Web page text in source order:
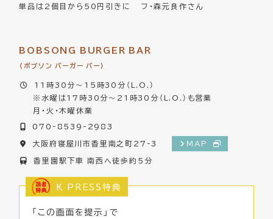
単品は2個目から50円引きに
フ・森元良作さん
BOBSONG BURGER BAR
（ボブソン バーガー バー）
11時30分～15時30分（L.O.）
※水曜は17時30分～21時30分（L.O.）も営業
月・火・木曜休業
070-8539-2983
大阪府寝屋川市香里南之町27-3
MAP
香里園駅下車 南西へ徒歩約5分
K PRESS特典
「この画面を提示」で